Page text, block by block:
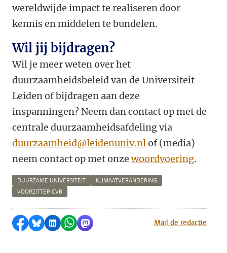
wereldwijde impact te realiseren door
kennis en middelen te bundelen.
Wil jij bijdragen?
Wil je meer weten over het
duurzaamheidsbeleid van de Universiteit
Leiden of bijdragen aan deze
inspanningen? Neem dan contact op met de
centrale duurzaamheidsafdeling via
duurzaamheid@leidenuniv.nlof (media)
neem contact op met onzewoordvoering.
DUURZAME UNIVERSITEIT
KLIMAATVERANDERING
VOORZITTER CVB
Delen op Facebook
Delen via Bluesky
Delen op LinkedIn
Delen via WhatsApp
Delen via MastodonMail de redactie